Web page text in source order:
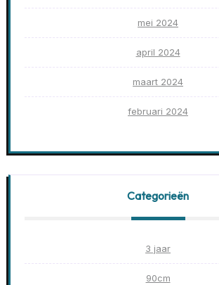
mei 2024
april 2024
maart 2024
februari 2024
Categorieën
3 jaar
90cm